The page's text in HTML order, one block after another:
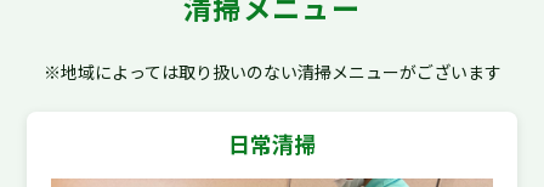
※地域によっては取り扱いのない清掃メニューがございます
日常清掃